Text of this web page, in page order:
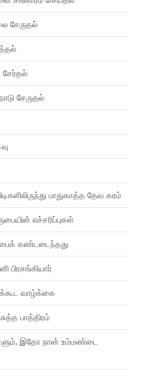
சேருதல்
சேர்தல்
சேருதல்
பாதுகாத்த தேவ கரம்
எச்சரிப்புகள்
கண்டடைந்தது
பிரசங்கியார்
வாழ்க்கை
பாத்திரம்
இதோ நான் உம்மண்டை